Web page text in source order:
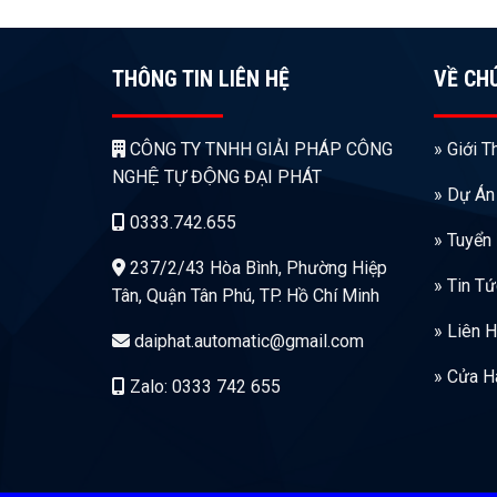
THÔNG TIN LIÊN HỆ
CÔNG TY TNHH GIẢI PHÁP CÔNG
NGHỆ TỰ ĐỘNG ĐẠI PHÁT
0333.742.655
237/2/43 Hòa Bình, Phường Hiệp
Tân, Quận Tân Phú, TP. Hồ Chí Minh
daiphat.automatic@gmail.com
Zalo: 0333 742 655
VỀ
» Giới
» Dự Án
»
» Tin
» Liên
» Cửa